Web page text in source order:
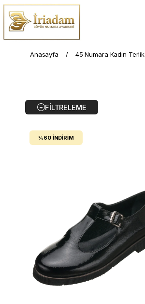
Anasayfa 45 Numara Kadın Terlik
FILTRELEME
%60 İNDIRIM